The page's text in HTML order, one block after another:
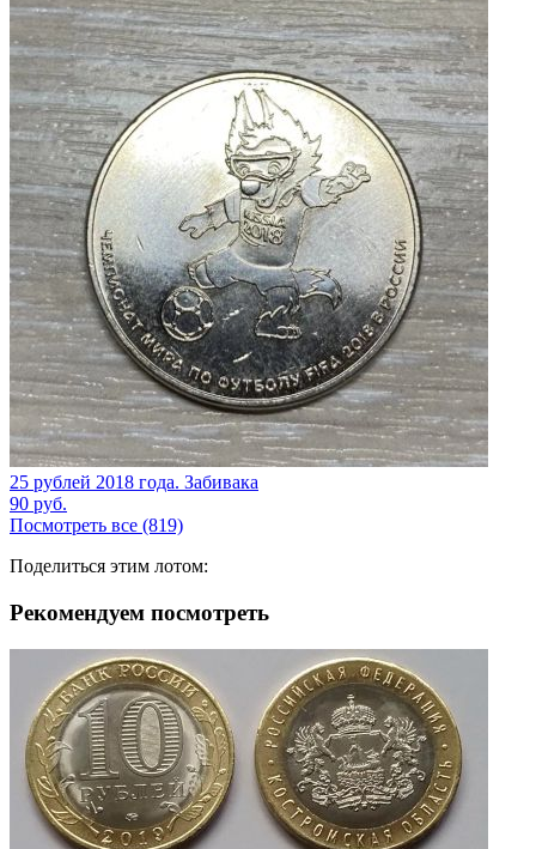
25 рублей 2018 года. Забивака
90 руб.
Посмотреть все (819)
Поделиться этим лотом:
Рекомендуем посмотреть